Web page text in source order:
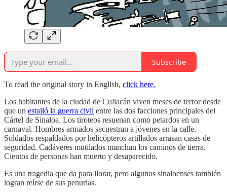
Subscribe
To read the original story in English, click here.
Los habitantes de la ciudad de Culiacán viven meses de terror desde
que un estalló la guerra civil entre las dos facciones principales del
Cártel de Sinaloa. Los tiroteos resuenan como petardos en un
carnaval. Hombres armados secuestran a jóvenes en la calle.
Soldados respaldados por helicópteros artillados arrasan casas de
seguridad. Cadáveres mutilados manchan los caminos de tierra.
Cientos de personas han muerto y desaparecido.
Es una tragedia que da para llorar, pero algunos sinaloenses también
logran reírse de sus penurias.